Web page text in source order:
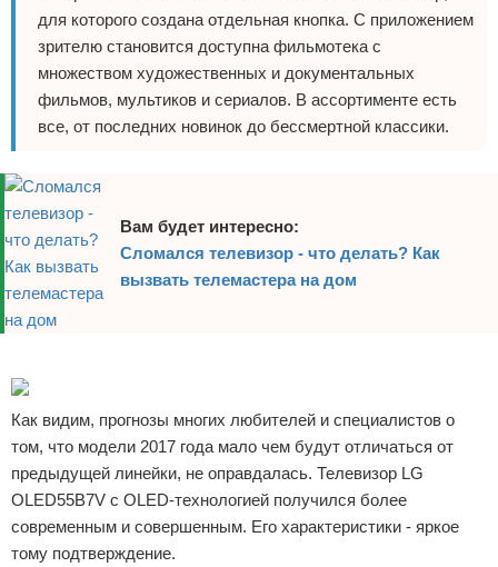
для которого создана отдельная кнопка. С приложением
зрителю становится доступна фильмотека с
множеством художественных и документальных
фильмов, мультиков и сериалов. В ассортименте есть
все, от последних новинок до бессмертной классики.
Вам будет интересно:
Сломался телевизор - что делать? Как
вызвать телемастера на дом
Как видим, прогнозы многих любителей и специалистов о
том, что модели 2017 года мало чем будут отличаться от
предыдущей линейки, не оправдалась. Телевизор LG
OLED55B7V с OLED-технологией получился более
современным и совершенным. Его характеристики - яркое
тому подтверждение.